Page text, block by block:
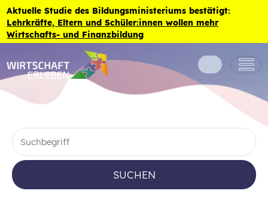
Zum Inhalt der Seite springen
Aktuelle Studie des Bildungsministeriums bestätigt:
Lehrkräfte, Eltern und Schüler:innen wollen mehr
Wirtschafts- und Finanzbildung
SUCHEN